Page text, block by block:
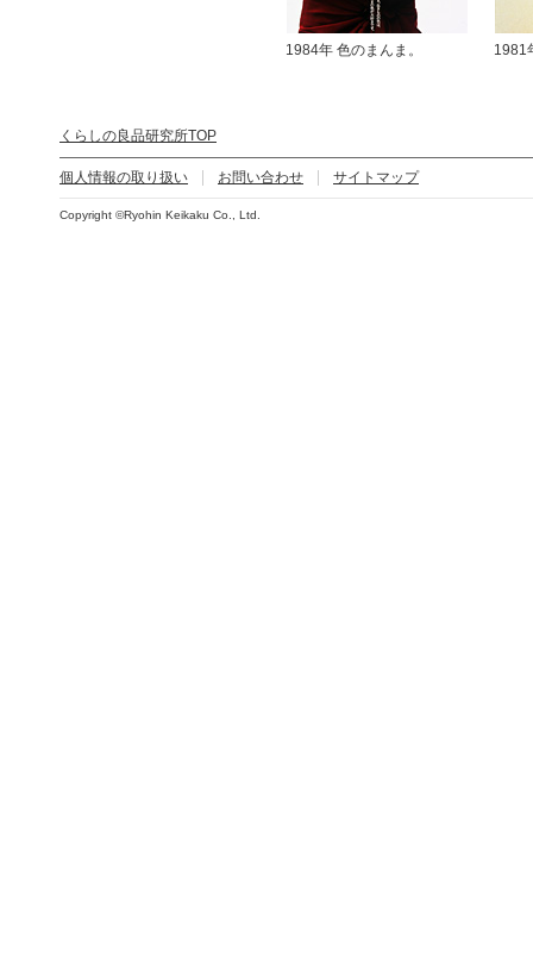
1984年 色のまんま。 1981
くらしの良品研究所TOP
個人情報の取り扱い お問い合わせ サイトマップ
Copyright ©Ryohin Keikaku Co., Ltd.